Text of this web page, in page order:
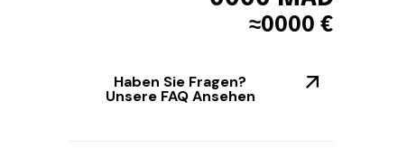
≈0000 €
Haben Sie Fragen?
Unsere FAQ Ansehen